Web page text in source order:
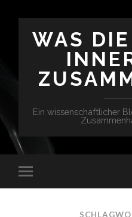
WAS
Ein wissenschaftlicher